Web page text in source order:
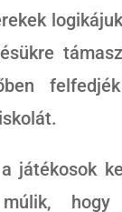
játékosok
hogy